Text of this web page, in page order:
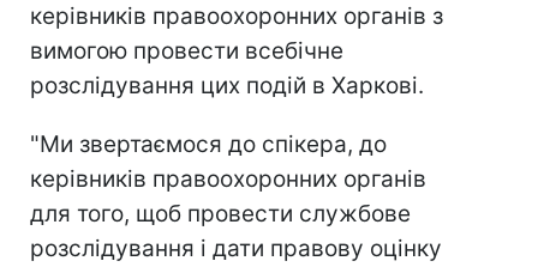
керівників правоохоронних органів з
вимогою провести всебічне
розслідування цих подій в Харкові.
"Ми звертаємося до спікера, до
керівників правоохоронних органів
для того, щоб провести службове
розслідування і дати правову оцінку